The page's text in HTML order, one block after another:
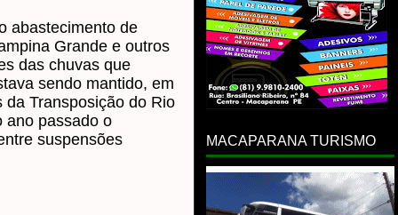
abastecimento de
Grande e outros
das chuvas que
sendo mantido, em
Transposição do Rio
ano passado o
suspensões
MACAPARANA TURISMO